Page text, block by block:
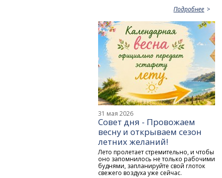
Подробнее
31 мая 2026
Совет дня - Провожаем
весну и открываем сезон
летних желаний!
Лето пролетает стремительно, и чтобы
оно запомнилось не только рабочими
буднями, запланируйте свой глоток
свежего воздуха уже сейчас.